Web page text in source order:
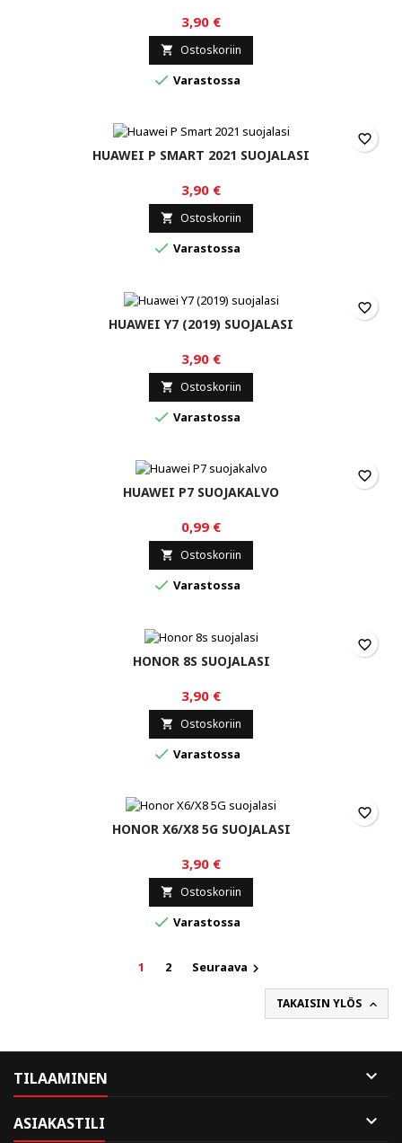
3,90 €
 Ostoskoriin
 Varastossa
HUAWEI P SMART 2021 SUOJALASI
3,90 €
 Ostoskoriin
 Varastossa
favorite_border
HUAWEI Y7 (2019) SUOJALASI
3,90 €
 Ostoskoriin
 Varastossa
favorite_border
HUAWEI P7 SUOJAKALVO
0,99 €
 Ostoskoriin
 Varastossa
favorite_border
HONOR 8S SUOJALASI
3,90 €
 Ostoskoriin
 Varastossa
favorite_border
HONOR X6/X8 5G SUOJALASI
3,90 €
 Ostoskoriin
 Varastossa
favorite_border
1 2 Seuraava 
TAKAISIN YLÖS 
TILAAMINEN 
ASIAKASTILI 